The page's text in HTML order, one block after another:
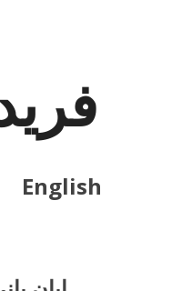
English